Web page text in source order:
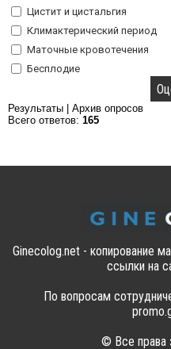
Цистит и цистальгия
Климактерический период
Маточные кровотечения
Бесплодие
Результаты
Архив опросов
Всего ответов: 165
Ginecolog.net - копирование
ссылки на
По вопросам
© Все права